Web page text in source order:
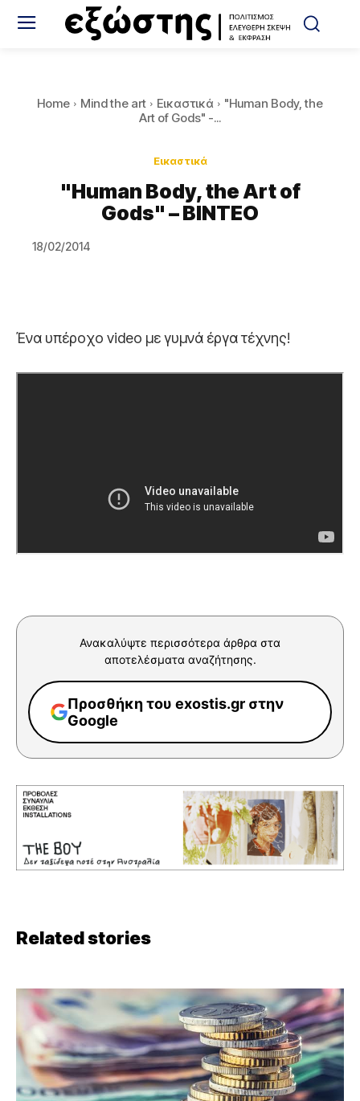
Home Mind the art Εικαστικά
"Human Body, the
Art of Gods" -...
Εικαστικά
"Human Body, the Art of
Gods" – ΒΙΝΤΕΟ
18/02/2014
Ένα υπέροχο video με γυμνά έργα τέχνης!
Ανακαλύψτε περισσότερα άρθρα στα
αποτελέσματα αναζήτησης.
Προσθήκη του exostis.gr στην
Google
Related stories